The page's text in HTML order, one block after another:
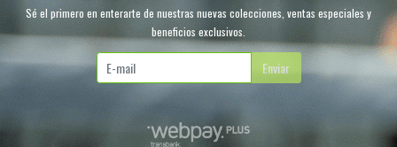
Sé el primero en enterarte de nuestras nuevas colecciones, ventas especiales y
beneficios exclusivos.
Enviar